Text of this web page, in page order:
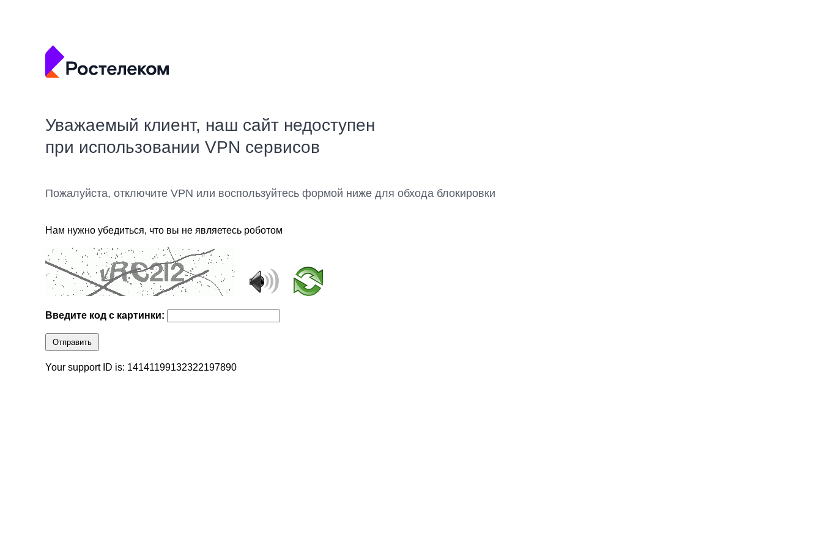
Уважаемый клиент, наш сайт недоступен
при использовании VPN сервисов
Пожалуйста, отключите VPN или воспользуйтесь формой ниже для обхода блокировки
Нам нужно убедиться, что вы не являетесь роботом
Введите код с картинки:
Отправить
Your support ID is: 14141199132322197890